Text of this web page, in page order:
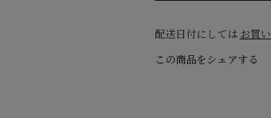
配送日付にしては お買
この商品をシェアする